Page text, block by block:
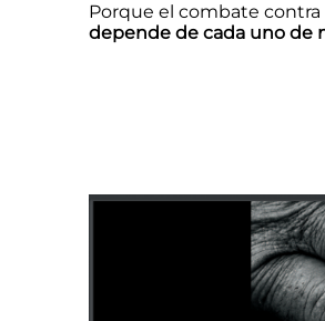
Porque el combate contra
depende de cada uno de